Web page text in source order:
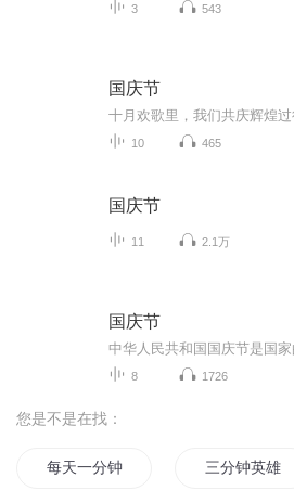
3 543
国庆节
10 465
国庆节
11 2.1万
国庆节
8 1726
您是不是在找：
每天一分钟 三分钟英雄